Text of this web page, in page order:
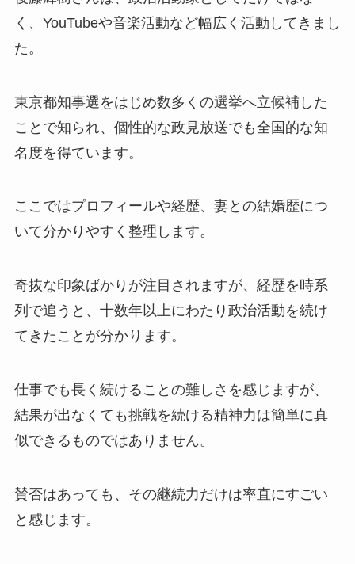
く、YouTubeや音楽活動など幅広く活動してきまし
た。
東京都知事選をはじめ数多くの選挙へ立候補した
ことで知られ、個性的な政見放送でも全国的な知
名度を得ています。
ここではプロフィールや経歴、妻との結婚歴につ
いて分かりやすく整理します。
奇抜な印象ばかりが注目されますが、経歴を時系
列で追うと、十数年以上にわたり政治活動を続け
てきたことが分かります。
仕事でも長く続けることの難しさを感じますが、
結果が出なくても挑戦を続ける精神力は簡単に真
似できるものではありません。
賛否はあっても、その継続力だけは率直にすごい
と感じます。